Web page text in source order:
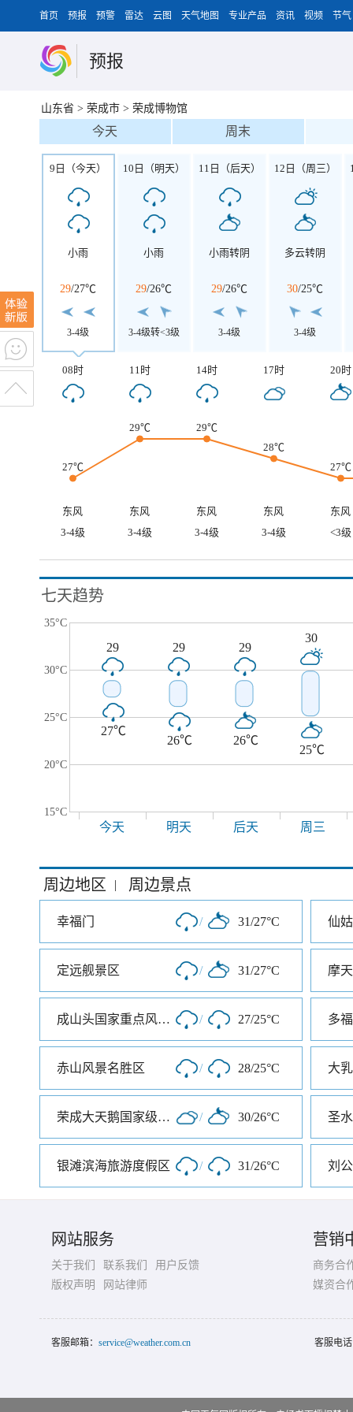
首页 预报 预警 雷达 云图 天气地图 专业产品 资讯 视频 节气
预报
山东省 > 荣成市 > 荣成博物馆
今天 周末
9日（今天）
小雨
29/27℃
3-4级
10日（明天）
小雨
29/26℃
3-4级转<3级
11日（后天）
小雨转阴
29/26℃
3-4级
12日（周三）
多云转阴
30/25℃
3-4级
08时 11时 14时 17时 20时
27℃
29℃
29℃
28℃
27℃
东风 东风 东风 东风
东风
3-4级
3-4级 3-4级 3-4级 <3级
七天趋势
35°C
30°C
25°C
20°C
15°C
29
27℃
29
26℃
29
26℃
30
25℃
今天 明天 后天 周三
周边地区 | 周边景点
幸福门 / 31/27°C 仙
定远舰景区 / 31/27°C
成山头国家重点风景名胜区 / 27/25°C 多
赤山风景名胜区 / 28/25°C
荣成大天鹅国家级自然保护区 / 30/26°C 圣
银滩滨海旅游度假区 / 31/26°C 刘
网站服务
关于我们 联系我们
用户反馈
版权声明
网站律师
营销
商务合
媒资合
客服邮箱： service@weather.com.cn 客服电